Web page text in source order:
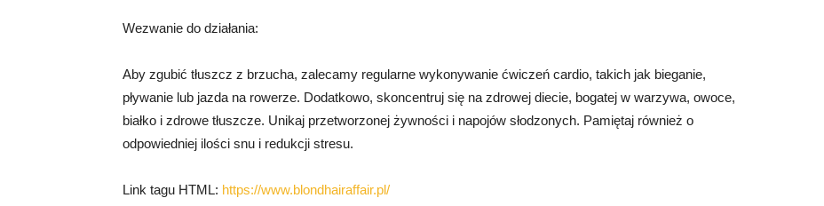
Wezwanie do działania:
Aby zgubić tłuszcz z brzucha, zalecamy regularne wykonywanie ćwiczeń cardio, takich jak bieganie,
pływanie lub jazda na rowerze. Dodatkowo, skoncentruj się na zdrowej diecie, bogatej w warzywa, owoce,
białko i zdrowe tłuszcze. Unikaj przetworzonej żywności i napojów słodzonych. Pamiętaj również o
odpowiedniej ilości snu i redukcji stresu.
Link tagu HTML: https://www.blondhairaffair.pl/